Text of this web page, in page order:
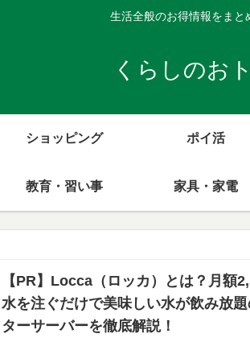
生活全般のお得情報をまと
くらしのお
ショッピング ポイ活
教育・習い事 家具・家電
【PR】Locca（ロッカ）とは？月額
水を注ぐだけで美味しい水が飲み放
ターサーバーを徹底解説！